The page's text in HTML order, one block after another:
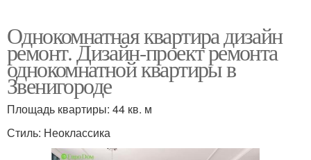
Однокомнатная квартира дизайн
ремонт. Дизайн-проект ремонта
однокомнатной квартиры в
Звенигороде
Площадь квартиры: 44 кв. м
Стиль: Неоклассика